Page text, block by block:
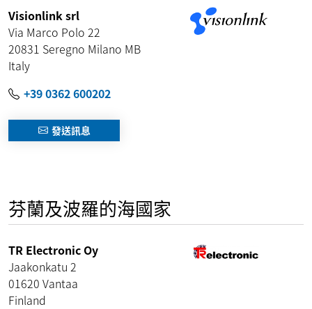
Visionlink srl
Via Marco Polo 22
20831 Seregno Milano MB
Italy
+39 0362 600202
發送訊息
芬蘭及波羅的海國家
TR Electronic Oy
Jaakonkatu 2
01620 Vantaa
Finland